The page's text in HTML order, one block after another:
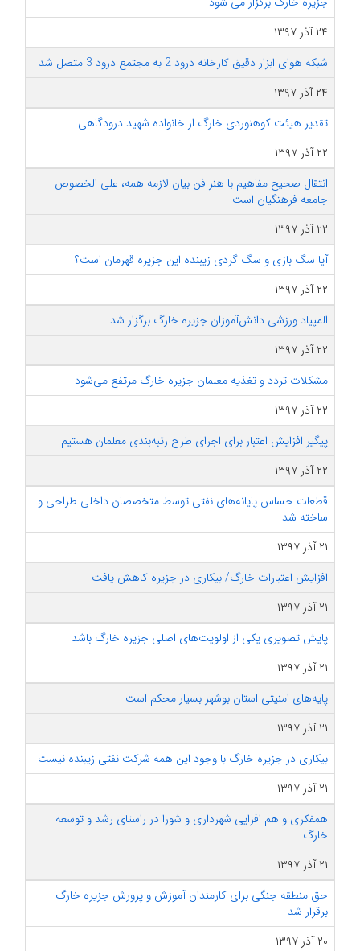
۲۴ آذر ۱۳۹۷
شبکه هوای ابزار دقیق کارخانه‌ درود 2 به مجتمع درود 3 متصل شد
۲۴ آذر ۱۳۹۷
تقدیر هیئت کوهنوردی خارگ از خانواده شهید درودگاهی
۲۲ آذر ۱۳۹۷
انتقال صحیح مفاهیم با هنر فن بیان لازمه همه، علی الخصوص
جامعه فرهنگیان است
۲۲ آذر ۱۳۹۷
آیا سگ بازی و سگ گردی زیبنده این جزیره قهرمان است؟
۲۲ آذر ۱۳۹۷
المپیاد ورزشی دانش‌آموزان جزیره خارگ برگزار شد
۲۲ آذر ۱۳۹۷
مشکلات تردد و تغذیه معلمان جزیره خارگ مرتفع می‌شود
۲۲ آذر ۱۳۹۷
پیگیر افزایش اعتبار برای اجرای طرح رتبه‌بندی معلمان هستیم
۲۲ آذر ۱۳۹۷
قطعات حساس پایانه‌های نفتی توسط متخصصان داخلی طراحی و
ساخته شد
۲۱ آذر ۱۳۹۷
افزایش اعتبارات خارگ/ بیکاری در جزیره کاهش یافت
۲۱ آذر ۱۳۹۷
پایش تصویری یکی از اولویت‌های اصلی جزیره خارگ باشد
۲۱ آذر ۱۳۹۷
پایه‌های امنیتی استان بوشهر بسیار محکم است
۲۱ آذر ۱۳۹۷
بیکاری در جزیره خارگ با وجود این همه شرکت نفتی زیبنده نیست
۲۱ آذر ۱۳۹۷
همفکری و هم افزایی شهرداری و شورا در راستای رشد و توسعه
خارگ
۲۱ آذر ۱۳۹۷
حق منطقه جنگی برای کارمندان آموزش و پرورش جزیره خارگ
برقرار شد
۲۰ آذر ۱۳۹۷